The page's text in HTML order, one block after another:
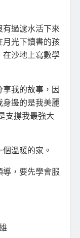
過濾水活下來
月光下讀書的孩
在沙地上寫數學
我的故事，因
邊的是我美麗
支撐我最強大
溫暖的家。
，要先學會服